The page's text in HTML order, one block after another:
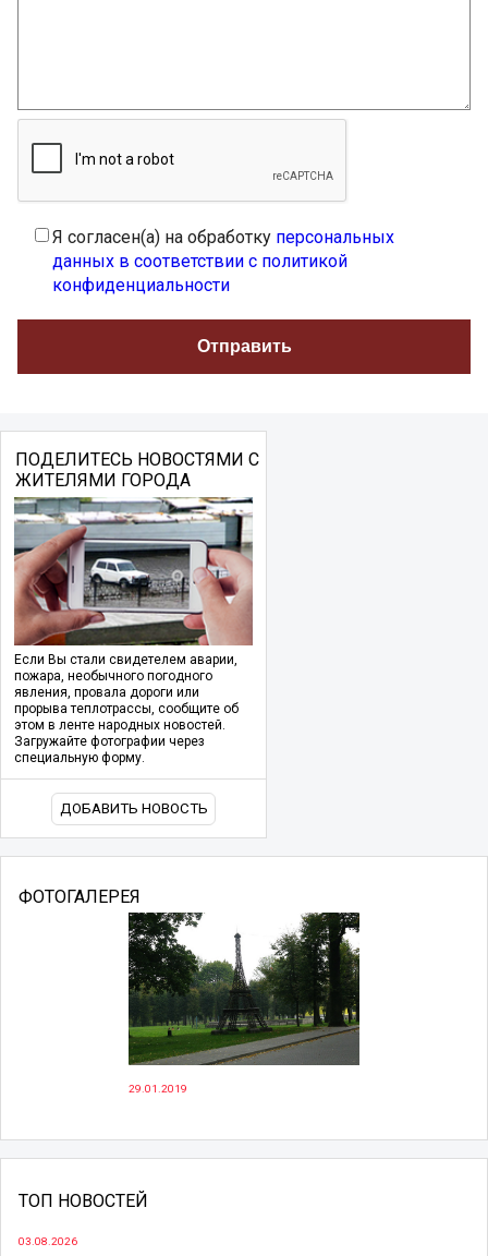
Я согласен(а) на обработку персональных
данных в соответствии с политикой
конфиденциальности
ПОДЕЛИТЕСЬ НОВОСТЯМИ С
ЖИТЕЛЯМИ ГОРОДА
Если Вы стали свидетелем аварии,
пожара, необычного погодного
явления, провала дороги или
прорыва теплотрассы, сообщите об
этом в ленте народных новостей.
Загружайте фотографии через
специальную форму.
ДОБАВИТЬ НОВОСТЬ
ФОТОГАЛЕРЕЯ
29.01.2019
ТОП НОВОСТЕЙ
03.08.2026